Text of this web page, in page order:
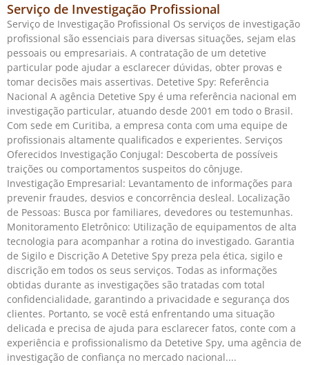
Serviço de Investigação Profissional
Serviço de Investigação Profissional Os serviços de investigação
profissional são essenciais para diversas situações, sejam elas
pessoais ou empresariais. A contratação de um detetive
particular pode ajudar a esclarecer dúvidas, obter provas e
tomar decisões mais assertivas. Detetive Spy: Referência
Nacional A agência Detetive Spy é uma referência nacional em
investigação particular, atuando desde 2001 em todo o Brasil.
Com sede em Curitiba, a empresa conta com uma equipe de
profissionais altamente qualificados e experientes. Serviços
Oferecidos Investigação Conjugal: Descoberta de possíveis
traições ou comportamentos suspeitos do cônjuge.
Investigação Empresarial: Levantamento de informações para
prevenir fraudes, desvios e concorrência desleal. Localização
de Pessoas: Busca por familiares, devedores ou testemunhas.
Monitoramento Eletrônico: Utilização de equipamentos de alta
tecnologia para acompanhar a rotina do investigado. Garantia
de Sigilo e Discrição A Detetive Spy preza pela ética, sigilo e
discrição em todos os seus serviços. Todas as informações
obtidas durante as investigações são tratadas com total
confidencialidade, garantindo a privacidade e segurança dos
clientes. Portanto, se você está enfrentando uma situação
delicada e precisa de ajuda para esclarecer fatos, conte com a
experiência e profissionalismo da Detetive Spy, uma agência de
investigação de confiança no mercado nacional.